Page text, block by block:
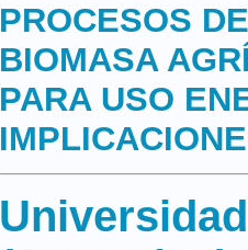
PROCESOS
BIOMASA
PARA USO